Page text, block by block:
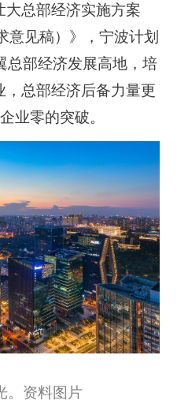
总部经济实施方案
意见稿）》，宁波计划
总部经济发展高地，培
，总部经济后备力量更
业零的突破。
。资料图片